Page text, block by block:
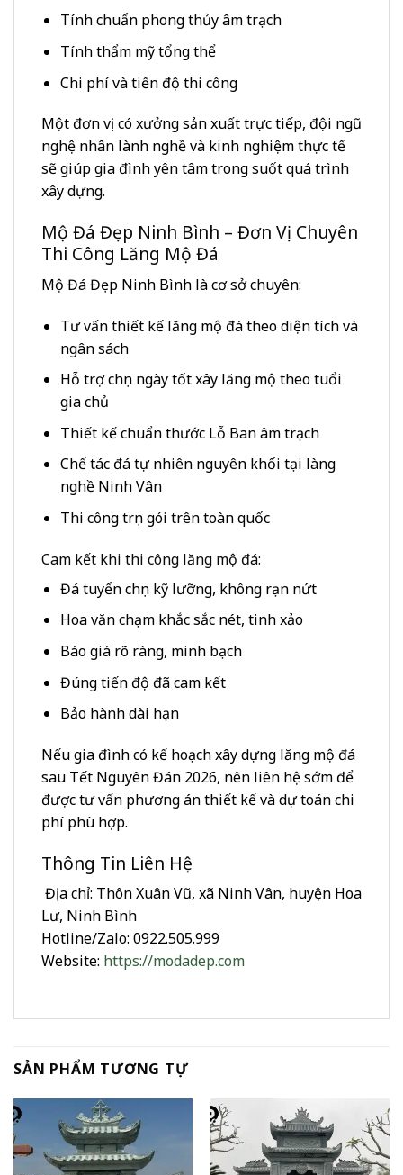
Tính chuẩn phong thủy âm trạch
Tính thẩm mỹ tổng thể
Chi phí và tiến độ thi công
Một đơn vị có xưởng sản xuất trực tiếp, đội ngũ
nghệ nhân lành nghề và kinh nghiệm thực tế
sẽ giúp gia đình yên tâm trong suốt quá trình
xây dựng.
Mộ Đá Đẹp Ninh Bình – Đơn Vị Chuyên
Thi Công Lăng Mộ Đá
Mộ Đá Đẹp Ninh Bình là cơ sở chuyên:
Tư vấn thiết kế lăng mộ đá theo diện tích và
ngân sách
Hỗ trợ chọn ngày tốt xây lăng mộ theo tuổi
gia chủ
Thiết kế chuẩn thước Lỗ Ban âm trạch
Chế tác đá tự nhiên nguyên khối tại làng
nghề Ninh Vân
Thi công trọn gói trên toàn quốc
Cam kết khi thi công lăng mộ đá:
Đá tuyển chọn kỹ lưỡng, không rạn nứt
Hoa văn chạm khắc sắc nét, tinh xảo
Báo giá rõ ràng, minh bạch
Đúng tiến độ đã cam kết
Bảo hành dài hạn
Nếu gia đình có kế hoạch xây dựng lăng mộ đá
sau Tết Nguyên Đán 2026, nên liên hệ sớm để
được tư vấn phương án thiết kế và dự toán chi
phí phù hợp.
Thông Tin Liên Hệ
Địa chỉ: Thôn Xuân Vũ, xã Ninh Vân, huyện Hoa
Lư, Ninh Bình
Hotline/Zalo: 0922.505.999
Website: https://modadep.com
SẢN PHẨM TƯƠNG TỰ